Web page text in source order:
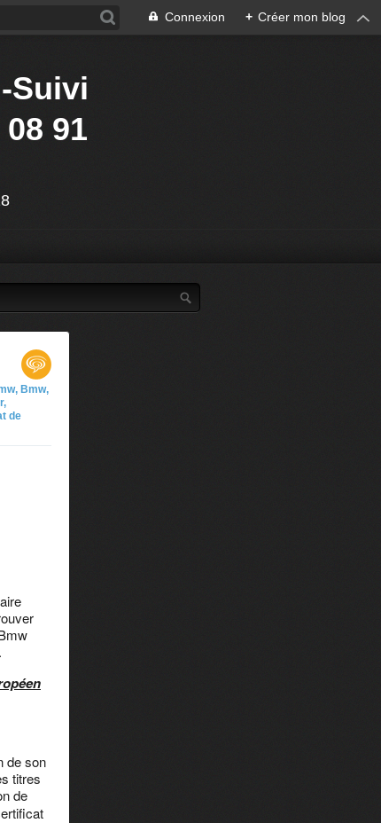
Connexion + Créer mon blog
Suivi
91
Bmw,
de
de son
titres
de